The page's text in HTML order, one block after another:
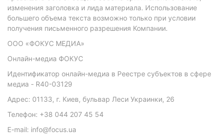
изменения заголовка и лида материала. Использование
большего объема текста возможно только при условии
получения письменного разрешения Компании.
ООО «ФОКУС МЕДИА»
Онлайн-медиа ФОКУС
Идентификатор онлайн-медиа в Реестре субъектов в сфере
медиа - R40-03129
Адрес: 01133, г. Киев, бульвар Леси Украинки, 26
Телефон: +38 044 207 45 54
E-mail: info@focus.ua